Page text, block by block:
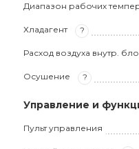
Диапазон рабочих
Хладагент ?
Расход воздуха внутр.
Осушение ?
Управление и
Пульт управления